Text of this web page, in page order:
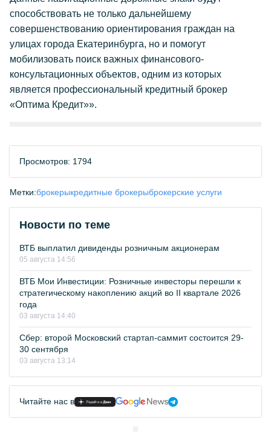
способствовать не только дальнейшему
совершенствованию ориентирования граждан на
улицах города Екатеринбурга, но и помогут
мобилизовать поиск важных финансового-
консультационных объектов, одним из которых
является профессиональный кредитный брокер
«Оптима Кредит»».
Просмотров: 1794
Метки:брокерыкредитные брокерыброкерские услуги
Новости по теме
ВТБ выплатил дивиденды розничным акционерам
05 августа 14:56
ВТБ Мои Инвестиции: Розничные инвесторы перешли к
стратегическому накоплению акций во II квартале 2026
года
03 августа 14:40
Сбер: второй Московский стартап-саммит состоится 29-
30 сентября
03 августа 13:14
Читайте нас в